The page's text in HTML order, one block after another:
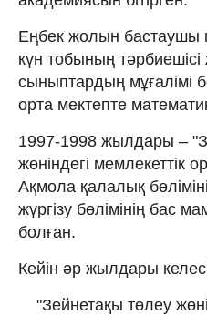
Еңбек жолын бастаушы
күн тобының
сыныптардың мұғалімі
орта мектепте
1997-1998 жылдары –
жөніндегі мемлекеттік
Ақмола қалалық
жүргізу бөлімінің бас
болған.
Кейін әр жылдары
"Зейнетақы төлеу